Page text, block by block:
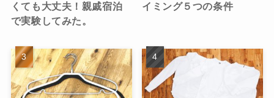
くても大丈夫！親戚宿泊
で実験してみた。
イミング５つの条件